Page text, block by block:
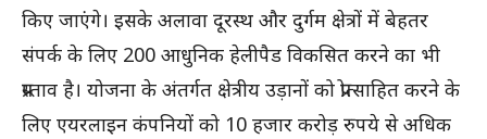
किए जाएंगे। इसके अलावा दूरस्थ और दुर्गम क्षेत्रों में बेहतर
संपर्क के लिए 200 आधुनिक हेलीपैड विकसित करने का भी
प्रस्ताव है। योजना के अंतर्गत क्षेत्रीय उड़ानों को प्रोत्साहित करने के
लिए एयरलाइन कंपनियों को 10 हजार करोड़ रुपये से अधिक